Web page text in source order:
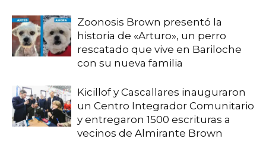
Zoonosis Brown presentó la
historia de «Arturo», un perro
rescatado que vive en Bariloche
con su nueva familia
Kicillof y Cascallares inauguraron
un Centro Integrador Comunitario
y entregaron 1500 escrituras a
vecinos de Almirante Brown